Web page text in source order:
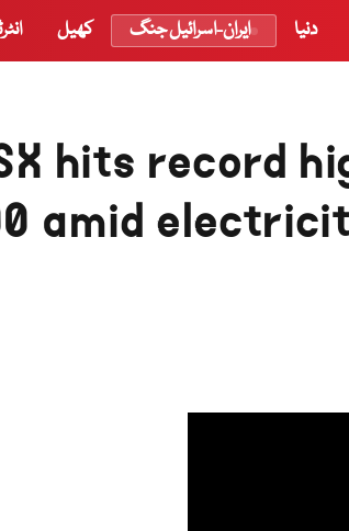
دنیا ایران-اسرائیل جنگ کھیل
hits record
amid